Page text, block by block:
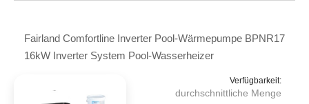
Fairland Comfortline Inverter Pool-Wärmepumpe BPNR17
16kW Inverter System Pool-Wasserheizer
Verfügbarkeit:
durchschnittliche Menge